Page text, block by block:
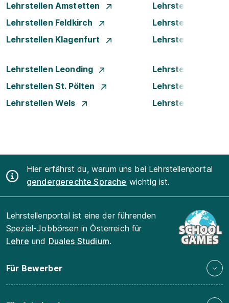
Lehrstellen Amstetten
Lehrstellen
Lehrstellen Feldkirch
Lehrstellen Graz
Lehrstellen Klagenfurt
Lehrstellen
Lehrstellen Leonding
Lehrstellen Linz
Lehrstellen St. Pölten
Lehrstellen Steyr
Lehrstellen Wels
Lehrstellen Wien
Hier erfährst du, warum uns bei Lehrstellenportal
gendergerechte Sprache wichtig ist.
Lehrstellenportal ist eine der führenden
Spezial-Jobbörsen in Österreich für
Lehre und Duales Studium.
Für Bewerber